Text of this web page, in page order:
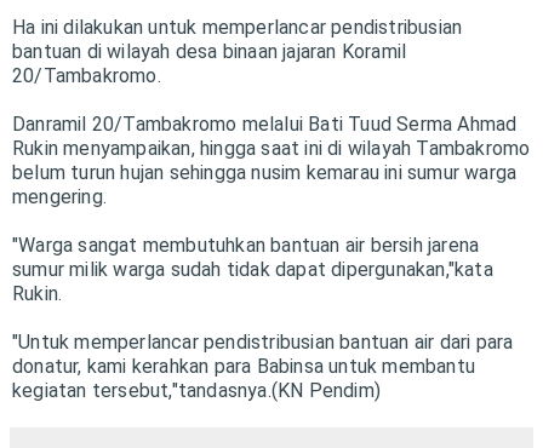
Ha ini dilakukan untuk memperlancar pendistribusian
bantuan di wilayah desa binaan jajaran Koramil
20/Tambakromo.
Danramil 20/Tambakromo melalui Bati Tuud Serma Ahmad
Rukin menyampaikan, hingga saat ini di wilayah Tambakromo
belum turun hujan sehingga nusim kemarau ini sumur warga
mengering.
"Warga sangat membutuhkan bantuan air bersih jarena
sumur milik warga sudah tidak dapat dipergunakan,"kata
Rukin.
"Untuk memperlancar pendistribusian bantuan air dari para
donatur, kami kerahkan para Babinsa untuk membantu
kegiatan tersebut,"tandasnya.(KN Pendim)